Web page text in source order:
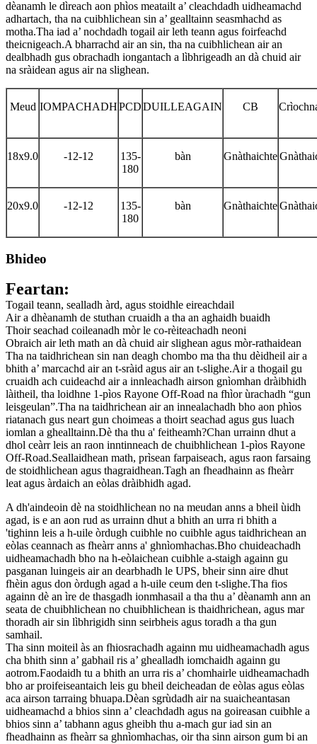
dèanamh le dìreach aon phìos meatailt a’ cleachdadh uidheamachd
adhartach, tha na cuibhlichean sin a’ gealltainn seasmhachd as
motha.Tha iad a’ nochdadh togail air leth teann agus foirfeachd
theicnigeach.A bharrachd air an sin, tha na cuibhlichean air an
dealbhadh gus obrachadh iongantach a lìbhrigeadh an dà chuid air
na sràidean agus air na slighean.
Meud IOMPACHADHPCDDUILLEAGAIN CB
18x9.0 -12-12
135-
180
bàn Gnàthaichte
20x9.0 -12-12
135-
180
bàn Gnàthaichte
Bhideo
Feartan:
Togail teann, sealladh àrd, agus stoidhle eireachdail
Air a dhèanamh de stuthan cruaidh a tha an aghaidh buaidh
Thoir seachad coileanadh mòr le co-rèiteachadh neoni
Obraich air leth math an dà chuid air slighean agus mòr-rathaidean
Tha na taidhrichean sin nan deagh chombo ma tha thu dèidheil air a
bhith a’ marcachd air an t-sràid agus air an t-slighe.Air a thogail gu
cruaidh ach cuideachd air a innleachadh airson gnìomhan dràibhidh
làitheil, tha loidhne 1-pìos Rayone Off-Road na fhìor ùrachadh “gun
leisgeulan”.Tha na taidhrichean air an innealachadh bho aon phìos
riatanach gus neart gun choimeas a thoirt seachad agus gus luach
iomlan a ghealltainn.Dè tha thu a' feitheamh?Chan urrainn dhut a
dhol ceàrr leis an raon inntinneach de chuibhlichean 1-pìos Rayone
Off-Road.Seallaidhean math, prìsean farpaiseach, agus raon farsaing
de stoidhlichean agus thagraidhean.Tagh an fheadhainn as fheàrr
leat agus àrdaich an eòlas dràibhidh agad.
A dh'aindeoin dè na stoidhlichean no na meudan anns a bheil ùidh
agad, is e an aon rud as urrainn dhut a bhith an urra ri bhith a
'tighinn leis a h-uile òrdugh cuibhle no cuibhle agus taidhrichean an
eòlas ceannach as fheàrr anns a' ghnìomhachas.Bho chuideachadh
uidheamachadh bho na h-eòlaichean cuibhle a-staigh againn gu
pasganan luingeis air an dearbhadh le UPS, bheir sinn aire dhut
fhèin agus don òrdugh agad a h-uile ceum den t-slighe.Tha fios
againn dè an ìre de thasgadh ionmhasail a tha thu a’ dèanamh ann an
seata de chuibhlichean no chuibhlichean is thaidhrichean, agus mar
thoradh air sin lìbhrigidh sinn seirbheis agus toradh a tha gun
samhail.
Tha sinn moiteil às an fhiosrachadh againn mu uidheamachadh agus
cha bhith sinn a’ gabhail ris a’ ghealladh iomchaidh againn gu
aotrom.Faodaidh tu a bhith an urra ris a’ chomhairle uidheamachadh
bho ar proifeiseantaich leis gu bheil deicheadan de eòlas agus eòlas
aca airson tarraing bhuapa.Dèan sgrùdadh air na suaicheantasan
uidheamachd a bhios sinn a’ cleachdadh agus na goireasan cuibhle a
bhios sinn a’ tabhann agus gheibh thu a-mach gur iad sin an
fheadhainn as fheàrr sa ghnìomhachas, oir tha sinn airson gum bi an